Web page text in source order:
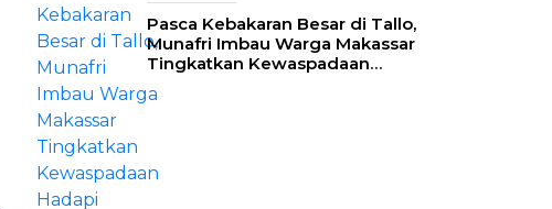
Pasca Kebakaran Besar di Tallo,
Munafri Imbau Warga Makassar
Tingkatkan Kewaspadaan